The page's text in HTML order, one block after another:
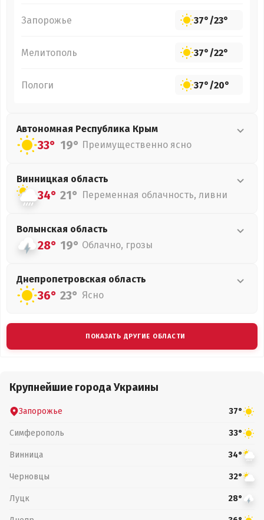
Запорожье 37°/23°
Мелитополь 37°/22°
Пологи 37°/20°
Автономная Республика Крым
33° 19° Преимущественно ясно
Винницкая область
34° 21° Переменная облачность, ливни
Волынская область
28° 19° Облачно, грозы
Днепропетровская область
36° 23° Ясно
ПОКАЗАТЬ ДРУГИЕ ОБЛАСТИ
Крупнейшие города Украины
Запорожье 37°
Симферополь 33°
Винница 34°
Черновцы 32°
Луцк 28°